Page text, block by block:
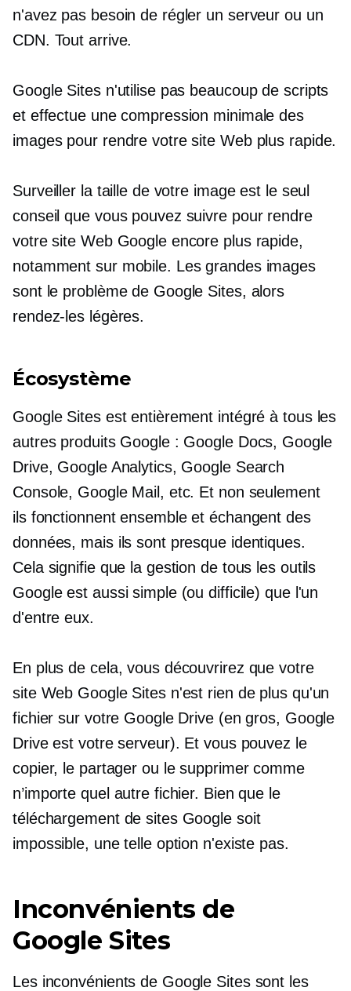
n'avez pas besoin de régler un serveur ou un
CDN. Tout arrive.
Google Sites n'utilise pas beaucoup de scripts
et effectue une compression minimale des
images pour rendre votre site Web plus rapide.
Surveiller la taille de votre image est le seul
conseil que vous pouvez suivre pour rendre
votre site Web Google encore plus rapide,
notamment sur mobile. Les grandes images
sont le problème de Google Sites, alors
rendez-les légères.
Écosystème
Google Sites est entièrement intégré à tous les
autres produits Google : Google Docs, Google
Drive, Google Analytics, Google Search
Console, Google Mail, etc. Et non seulement
ils fonctionnent ensemble et échangent des
données, mais ils sont presque identiques.
Cela signifie que la gestion de tous les outils
Google est aussi simple (ou difficile) que l'un
d'entre eux.
En plus de cela, vous découvrirez que votre
site Web Google Sites n'est rien de plus qu'un
fichier sur votre Google Drive (en gros, Google
Drive est votre serveur). Et vous pouvez le
copier, le partager ou le supprimer comme
n’importe quel autre fichier. Bien que le
téléchargement de sites Google soit
impossible, une telle option n'existe pas.
Inconvénients de
Google Sites
Les inconvénients de Google Sites sont les